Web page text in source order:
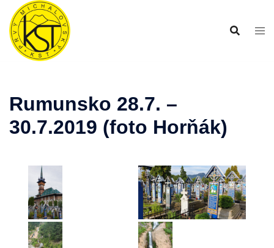
Preskočiť
obsah
Rumunsko 28.7. –
30.7.2019 (foto Horňák)